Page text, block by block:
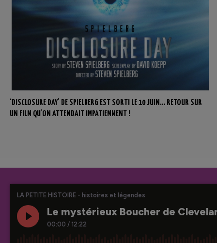
‘DISCLOSURE DAY’ DE SPIELBERG EST SORTI LE 10 JUIN… RETOUR SUR
UN FILM QU’ON ATTENDAIT IMPATIEMMENT !